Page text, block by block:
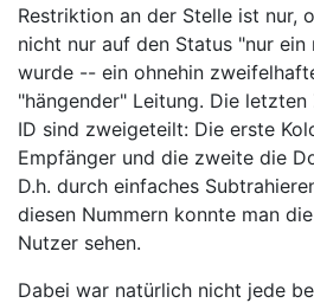
Restriktion an der Stelle ist nur,
nicht nur auf den Status "nur
wurde -- ein ohnehin
"hängender" Leitung. Die
ID sind zweigeteilt: Die erste
Empfänger und die zweite die
D.h. durch einfaches
diesen Nummern konnte man
Nutzer sehen.
Dabei war natürlich nicht jede